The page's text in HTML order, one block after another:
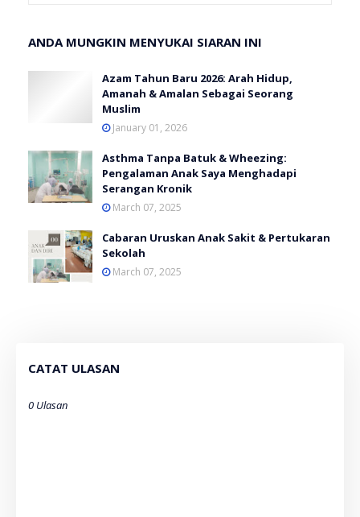
ANDA MUNGKIN MENYUKAI SIARAN INI
Azam Tahun Baru 2026: Arah Hidup,
Amanah & Amalan Sebagai Seorang
Muslim
January 01, 2026
Asthma Tanpa Batuk & Wheezing:
Pengalaman Anak Saya Menghadapi
Serangan Kronik
March 07, 2025
Cabaran Uruskan Anak Sakit & Pertukaran
Sekolah
March 07, 2025
CATAT ULASAN
0 Ulasan